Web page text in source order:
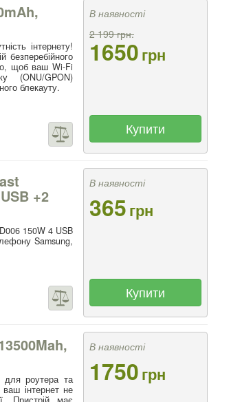
інтернету!
безперебійного
щоб ваш Wi-Fi
(ONU/GPON)
блекауту.
В наявності
2 199 грн.
1650грн
Купити
+2
150W 4 USB
Samsung,
В наявності
365грн
Купити
роутера та
інтернет не
В наявності
1750грн